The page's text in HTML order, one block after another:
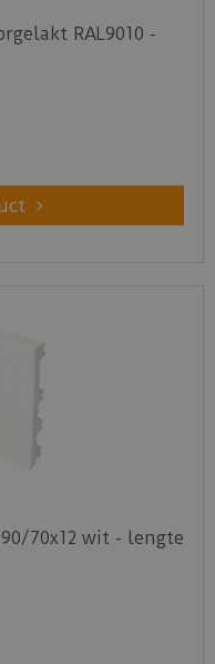
RAL9010 -
70x12 wit - lengte